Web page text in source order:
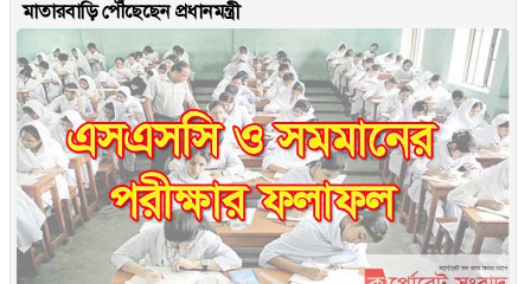
মাতারবাড়ি পৌঁছেছেন প্রধানমন্ত্রী